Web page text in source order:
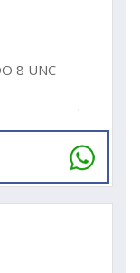
8 UNC